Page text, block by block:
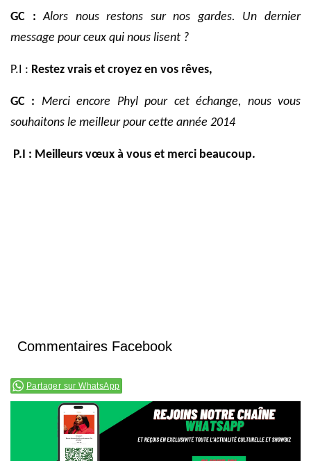
GC : Alors nous restons sur nos gardes. Un dernier
message pour ceux qui nous lisent ?
P.I : Restez vrais et croyez en vos rêves,
GC :
Merci encore Phyl pour cet échange, nous vous
souhaitons le meilleur pour cette année 2014
P.I : Meilleurs vœux à vous et merci beaucoup.
Commentaires Facebook
Partager sur WhatsApp